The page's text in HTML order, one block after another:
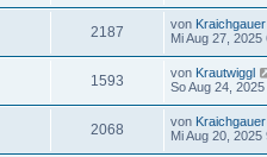
2187 von Kraichgauer
Mi Aug 27, 2025
1593 von Krautwiggl
So Aug 24,
2068 von Kraichgauer
Mi Aug 20, 2025